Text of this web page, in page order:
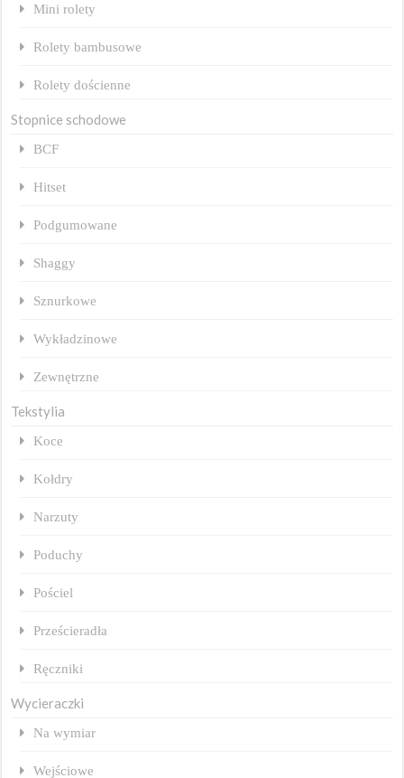
Mini rolety
Rolety bambusowe
Rolety dościenne
Stopnice schodowe
BCF
Hitset
Podgumowane
Shaggy
Sznurkowe
Wykładzinowe
Zewnętrzne
Tekstylia
Koce
Kołdry
Narzuty
Poduchy
Pościel
Prześcieradła
Ręczniki
Wycieraczki
Na wymiar
Wejściowe